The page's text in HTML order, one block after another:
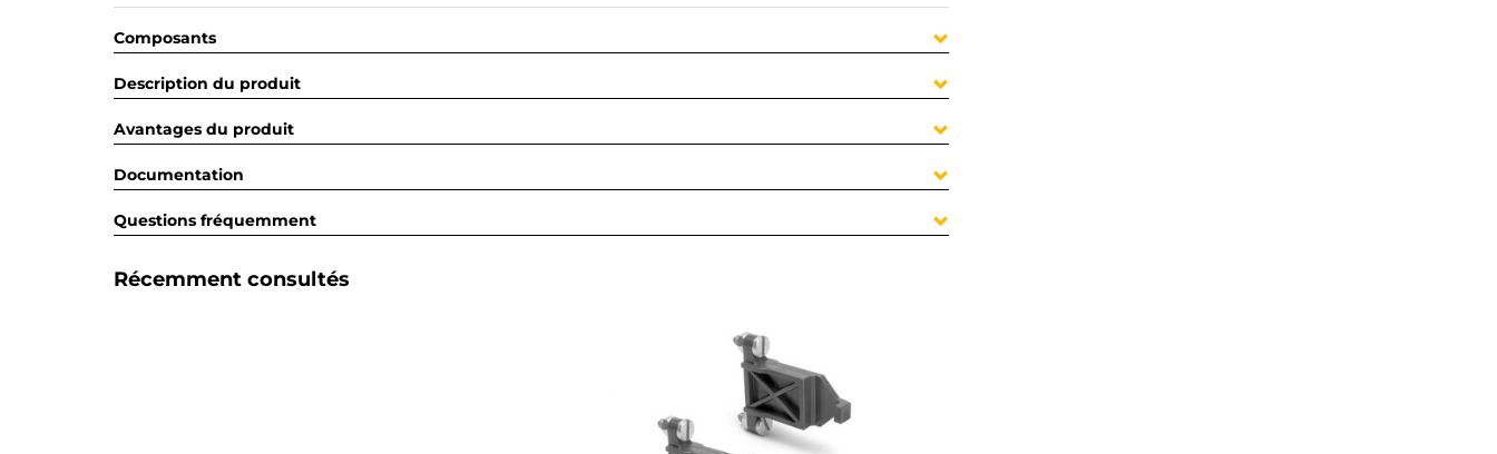
Composants
Description du produit
Avantages du produit
Documentation
Questions fréquemment
Récemment consultés